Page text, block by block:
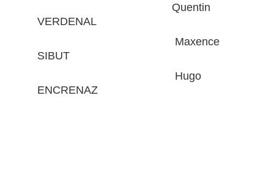
Quentin
VERDENAL
Maxence
SIBUT
Hugo
ENCRENAZ